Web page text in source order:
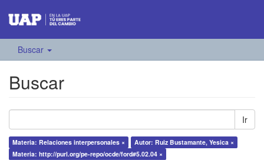
Buscar
Buscar
Ir
Materia: Relaciones interpersonales ×
Autor: Ruiz Bustamante, Yesica ×
Materia: http://purl.org/pe-repo/ocde/ford#5.02.04 ×